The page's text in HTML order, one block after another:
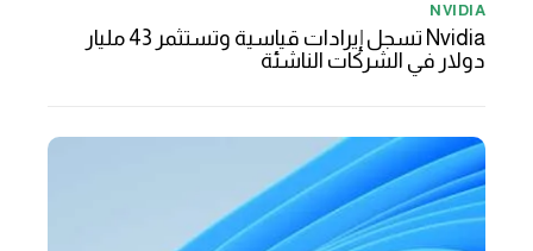
NVIDIA
Nvidia تسجل إيرادات قياسية وتستثمر 43 مليار
دولار في الشركات الناشئة